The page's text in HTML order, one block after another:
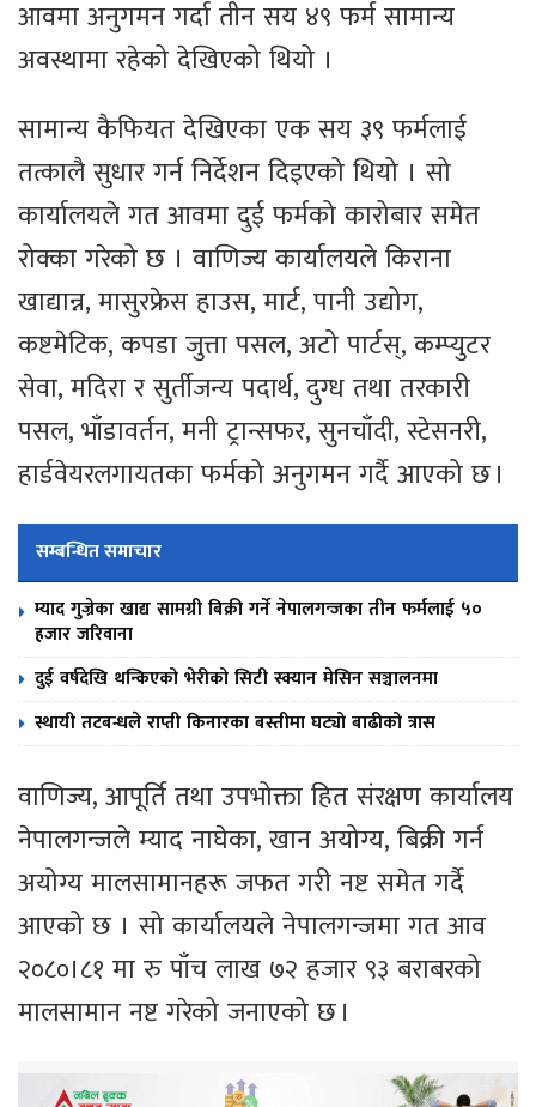
आवमा अनुगमन गर्दा तीन सय ४९ फर्म सामान्य
अवस्थामा रहेको देखिएको थियो ।
सामान्य कैफियत देखिएका एक सय ३९ फर्मलाई
तत्कालै सुधार गर्न निर्देशन दिइएको थियो । सो
कार्यालयले गत आवमा दुई फर्मको कारोबार समेत
रोक्का गरेको छ । वाणिज्य कार्यालयले किराना
खाद्यान्न, मासुरफ्रेस हाउस, मार्ट, पानी उद्योग,
कष्टमेटिक, कपडा जुत्ता पसल, अटो पार्टस्, कम्प्युटर
सेवा, मदिरा र सुर्तीजन्य पदार्थ, दुग्ध तथा तरकारी
पसल, भाँडावर्तन, मनी ट्रान्सफर, सुनचाँदी, स्टेसनरी,
हार्डवेयरलगायतका फर्मको अनुगमन गर्दै आएको छ ।
सम्बन्धित समाचार
म्याद गुज्रेका खाद्य सामग्री बिक्री गर्ने नेपालगन्जका तीन फर्मलाई ५०
हजार जरिवाना
दुई वर्षदेखि थन्किएको भेरीको सिटी स्क्यान मेसिन सञ्चालनमा
स्थायी तटबन्धले राप्ती किनारका बस्तीमा घट्यो बाढीको त्रास
वाणिज्य, आपूर्ति तथा उपभोक्ता हित संरक्षण कार्यालय
नेपालगन्जले म्याद नाघेका, खान अयोग्य, बिक्री गर्न
अयोग्य मालसामानहरू जफत गरी नष्ट समेत गर्दै
आएको छ । सो कार्यालयले नेपालगन्जमा गत आव
२०८०।८१ मा रु पाँच लाख ७२ हजार ९३ बराबरको
मालसामान नष्ट गरेको जनाएको छ ।